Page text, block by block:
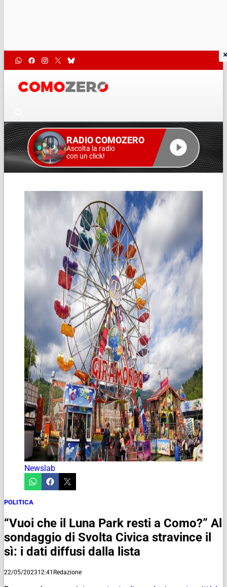
RADIO COMOZERO
Ascolta la radio
con un click!
Newslab
POLITICA
“Vuoi che il Luna Park resti a Como?” Al
sondaggio di Svolta Civica stravince il
sì: i dati diffusi dalla lista
22/05/202312:41 Redazione